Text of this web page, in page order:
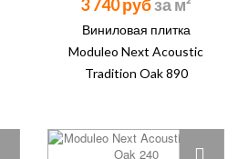
3 740 руб
Виниловая плитка
Moduleo Next Acoustic
Tradition Oak 890